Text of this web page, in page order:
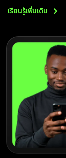
เรียนรู้เพิ่มเติม